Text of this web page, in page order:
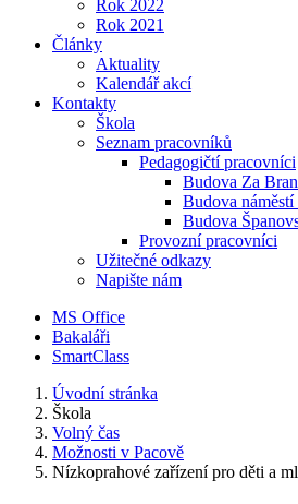
Rok 2022
Rok 2021
Články
Aktuality
Kalendář akcí
Kontakty
Škola
Seznam pracovníků
Pedagogičtí pracovníci
Budova Za
Budova
Budova
Provozní pracovníci
Užitečné odkazy
Napište nám
MS Office
Bakaláři
SmartClass
Úvodní stránka
Škola
Volný čas
Možnosti v Pacově
Nízkoprahové zařízení pro děti a